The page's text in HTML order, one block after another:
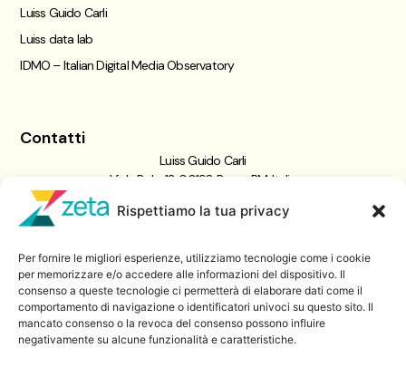
Rispettiamo la tua privacy
Per fornire le migliori esperienze, utilizziamo tecnologie come i cookie
per memorizzare e/o accedere alle informazioni del dispositivo. Il
consenso a queste tecnologie ci permetterà di elaborare dati come il
comportamento di navigazione o identificatori univoci su questo sito. Il
mancato consenso o la revoca del consenso possono influire
negativamente su alcune funzionalità e caratteristiche.
Luiss Guido Carli
Luiss data lab
IDMO – Italian Digital Media Observatory
Contatti
Luiss Guido Carli
Viale Pola, 12, 00198 Roma RM, Italia
06 8522 5358
Iscriviti a
Zeta Data Lab
Iscriviti alla nostra newsletter